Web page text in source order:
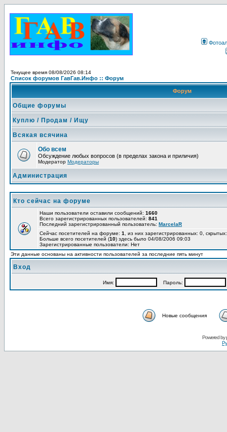
Текущее время 08/08/2026 08:14
Список форумов ГавГав.Инфо :: Форум
Форум
Общие форумы
Куплю / Продам / Ищу
Всякая всячина
Обо всем
Обсуждение любых вопросов (в пределах закона и приличия)
Модератор Модераторы
Администрация
Кто сейчас на форуме
Наши пользователи оставили сообщений: 1660
Всего зарегистрированных пользователей: 841
Последний зарегистрированный пользователь: MarcelaR
Сейчас посетителей на форуме: 1
, из них зарегистрированных: 0,
Больше всего посетителей (10) здесь было 04/08/2006 09:03
Зарегистрированные пользователи: Нет
Эти данные основаны на активности пользователей за последние пять минут
Вход
Имя: Пароль:
Новые сообщения
Powered by